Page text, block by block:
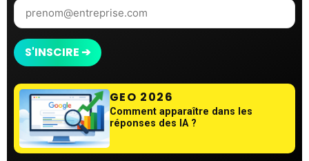
GEO 2026
Comment apparaître dans les
réponses des IA ?